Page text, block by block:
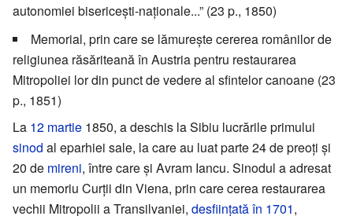
autonomiei bisericești-naționale...” (23 p., 1850)
Memorial, prin care se lămurește cererea românilor de
religiunea răsăriteană în Austria pentru restaurarea
Mitropoliei lor din punct de vedere al sfintelor canoane (23
p., 1851)
La 12 martie 1850, a deschis la Sibiu lucrările primului
sinod al eparhiei sale, la care au luat parte 24 de preoți și
20 de mireni, între care și Avram Iancu. Sinodul a adresat
un memoriu Curții din Viena, prin care cerea restaurarea
vechii Mitropolii a Transilvaniei, desființată în 1701,